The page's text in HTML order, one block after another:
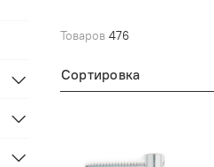
Товаров 476
Сортировка